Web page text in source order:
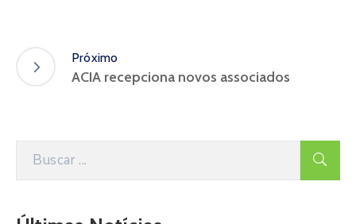
Próximo
ACIA recepciona novos associados